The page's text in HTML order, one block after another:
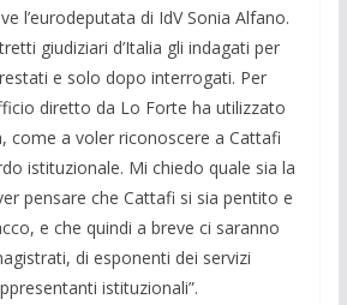
l’eurodeputata di IdV Sonia Alfano.
giudiziari d’Italia gli indagati per
e solo dopo interrogati. Per
diretto da Lo Forte ha utilizzato
come a voler riconoscere a Cattafi
istituzionale. Mi chiedo quale sia la
pensare che Cattafi si sia pentito e
e che quindi a breve ci saranno
di esponenti dei servizi
istituzionali”.